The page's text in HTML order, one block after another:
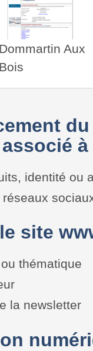
Dommartin Aux
Bois
à
identité ou
site
thématique
la newsletter